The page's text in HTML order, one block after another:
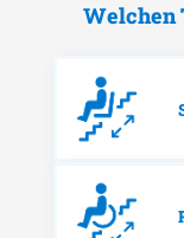
Welchen